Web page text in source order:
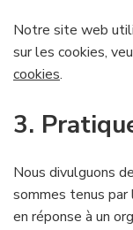
Notre site web
sur les cookies,
cookies.
3.
Nous divulguons
sommes tenus par
en réponse à un